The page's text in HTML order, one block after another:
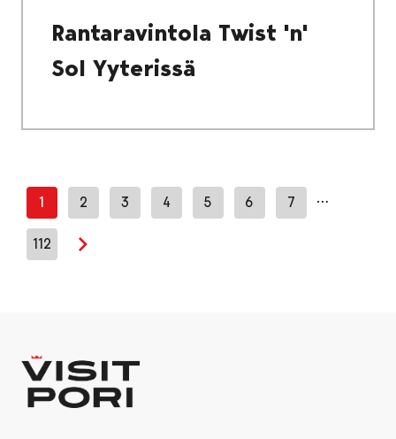
Rantaravintola Twist 'n'
Sol Yyterissä
1 2 3 4 5 6 7 …
112